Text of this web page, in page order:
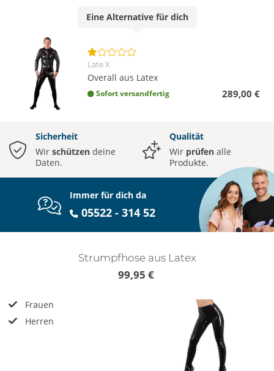
Eine Alternativefür dich
Late X
Overall aus Latex
Sofort versandfertig 289,00 €
Sicherheit
Wir schützen deine
Daten.
Qualität
Wir prüfen alle
Produkte.
Immer für dich da
05522 - 314 52
Strumpfhose aus Latex
99,95 €
Frauen
Herren